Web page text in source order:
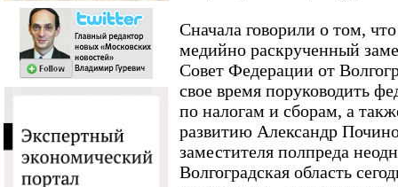
Сначала говорили о том,
медийно раскрученный
Совет Федерации от
свое время поруководить
по налогам и сборам, а
развитию Александр
заместителя полпреда
Волгоградская область